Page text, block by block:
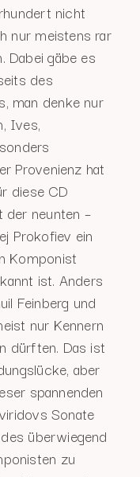
nicht
nur meistens rar
Dabei gäbe es
des
man denke nur
Ives,
Provenienz hat
diese CD
der neunten –
Prokofiev ein
Komponist
ist. Anders
Feinberg und
nur Kennern
dürften. Das ist
aber
spannenden
Sonate
überwiegend
zu